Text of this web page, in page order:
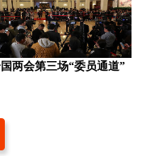
国两会第三场“委员通道”